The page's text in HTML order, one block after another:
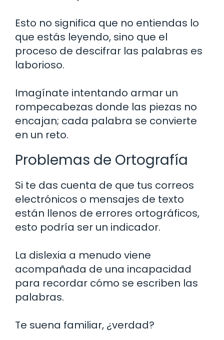
Esto no significa que no entiendas lo
que estás leyendo, sino que el
proceso de descifrar las palabras es
laborioso.
Imagínate intentando armar un
rompecabezas donde las piezas no
encajan; cada palabra se convierte
en un reto.
Problemas de Ortografía
Si te das cuenta de que tus correos
electrónicos o mensajes de texto
están llenos de errores ortográficos,
esto podría ser un indicador.
La dislexia a menudo viene
acompañada de una incapacidad
para recordar cómo se escriben las
palabras.
Te suena familiar, ¿verdad?